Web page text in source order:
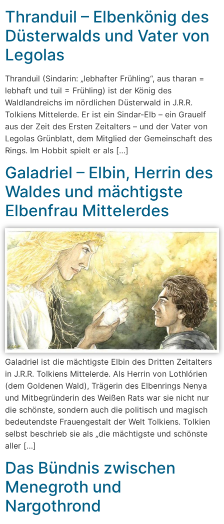
Thranduil – Elbenkönig des
Düsterwalds und Vater von
Legolas
Thranduil (Sindarin: „lebhafter Frühling“, aus tharan =
lebhaft und tuil = Frühling) ist der König des
Waldlandreichs im nördlichen Düsterwald in J.R.R.
Tolkiens Mittelerde. Er ist ein Sindar-Elb – ein Grauelf
aus der Zeit des Ersten Zeitalters – und der Vater von
Legolas Grünblatt, dem Mitglied der Gemeinschaft des
Rings. Im Hobbit spielt er als […]
Galadriel – Elbin, Herrin des
Waldes und mächtigste
Elbenfrau Mittelerdes
Galadriel ist die mächtigste Elbin des Dritten Zeitalters
in J.R.R. Tolkiens Mittelerde. Als Herrin von Lothlórien
(dem Goldenen Wald), Trägerin des Elbenrings Nenya
und Mitbegründerin des Weißen Rats war sie nicht nur
die schönste, sondern auch die politisch und magisch
bedeutendste Frauengestalt der Welt Tolkiens. Tolkien
selbst beschrieb sie als „die mächtigste und schönste
aller […]
Das Bündnis zwischen
Menegroth und
Nargothrond